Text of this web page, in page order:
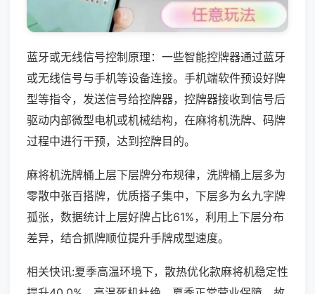
蓝牙或无线信号控制原理：一些智能控牌器通过蓝牙
或无线信号与手机等设备连接。手机端软件预设好牌
型等指令，发送信号给控牌器，控牌器接收到信号后
驱动内部微型电机或机械结构，在麻将机洗牌、码牌
过程中进行干预，达到控牌目的。
麻将机洗牌桶上层下层牌分布规律，洗牌桶上层多为
零散中张百搭牌，优质搭子集中，下层多为幺九字牌
孤张，数据统计上层好牌占比61%，利用上下层分布
差异，结合抓牌顺位提升手牌成型速度。
相关快讯:夏季高温环境下，散热优化款麻将机稳定性